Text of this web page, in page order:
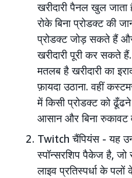
खरीदारी पैनल खुल
रोके बिना प्रोडक्ट की
प्रोडक्ट जोड़ सकते हैं
खरीदारी पूरी कर सकते
मतलब है खरीदारी का
फ़ायदा उठाना. वहीं
में किसी प्रोडक्ट को
आसान और बिना रुकावट
Twitch चैंपियंस - यह
स्पॉन्सरशिप पैकेज है, जो
लाइव प्रतिस्पर्धा के